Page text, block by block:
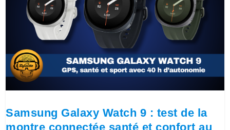
Samsung Galaxy Watch 9 : test de la
montre connectée santé et confort au